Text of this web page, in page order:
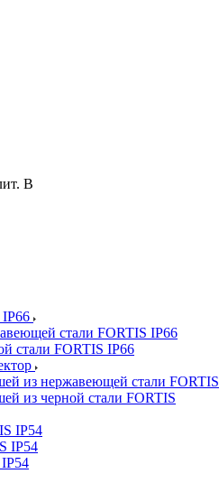
В
стали FORTIS IP66
стали FORTIS IP66
из нержавеющей стали FORTIS
из черной стали FORTIS
IP54
IP54